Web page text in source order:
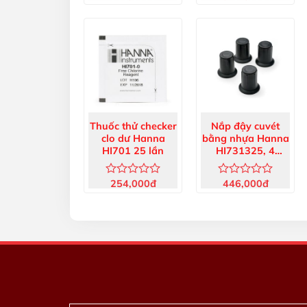
5
sao
sao
Thuốc thử checker
clo dư Hanna
HI701 25 lần
Được
sao
254,000đ
Nắp đậy cuvét
bằng nhựa Hanna
HI731325, 4
cái/hộp
Được
sao
446,000đ